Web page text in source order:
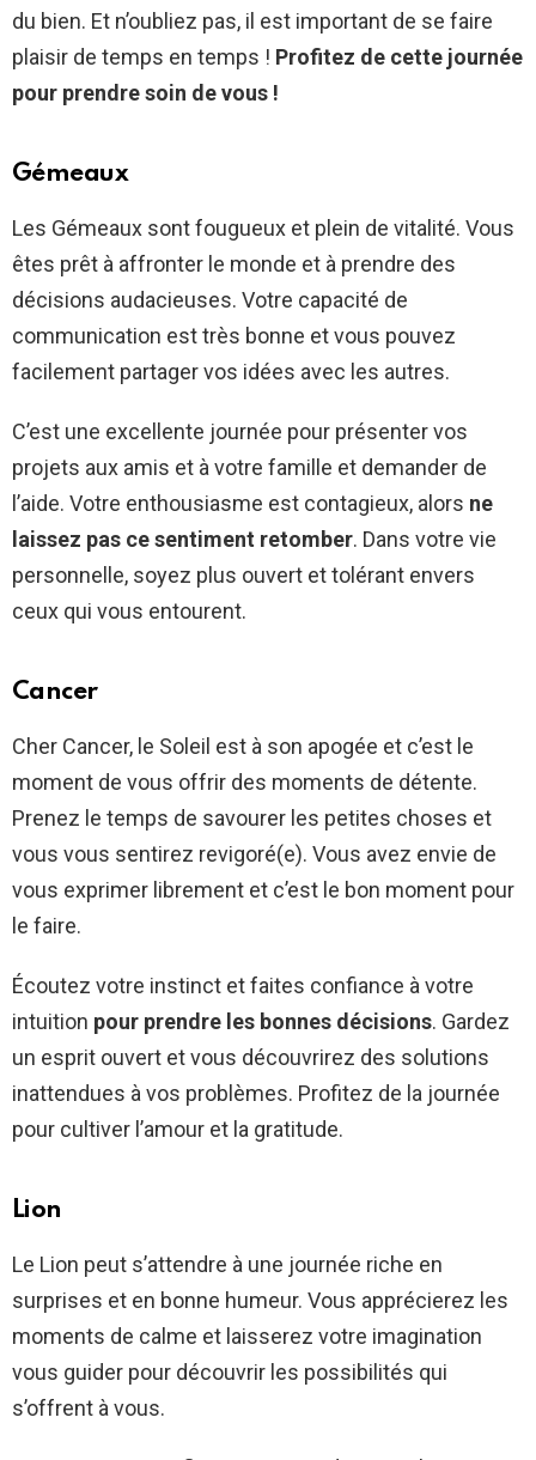
du bien. Et n’oubliez pas, il est important de se faire
plaisir de temps en temps ! Profitez de cette journée
pour prendre soin de vous !
Gémeaux
Les Gémeaux sont fougueux et plein de vitalité. Vous
êtes prêt à affronter le monde et à prendre des
décisions audacieuses. Votre capacité de
communication est très bonne et vous pouvez
facilement partager vos idées avec les autres.
C’est une excellente journée pour présenter vos
projets aux amis et à votre famille et demander de
l’aide. Votre enthousiasme est contagieux, alors ne
laissez pas ce sentiment retomber. Dans votre vie
personnelle, soyez plus ouvert et tolérant envers
ceux qui vous entourent.
Cancer
Cher Cancer, le Soleil est à son apogée et c’est le
moment de vous offrir des moments de détente.
Prenez le temps de savourer les petites choses et
vous vous sentirez revigoré(e). Vous avez envie de
vous exprimer librement et c’est le bon moment pour
le faire.
Écoutez votre instinct et faites confiance à votre
intuition pour prendre les bonnes décisions. Gardez
un esprit ouvert et vous découvrirez des solutions
inattendues à vos problèmes. Profitez de la journée
pour cultiver l’amour et la gratitude.
Lion
Le Lion peut s’attendre à une journée riche en
surprises et en bonne humeur. Vous apprécierez les
moments de calme et laisserez votre imagination
vous guider pour découvrir les possibilités qui
s’offrent à vous.